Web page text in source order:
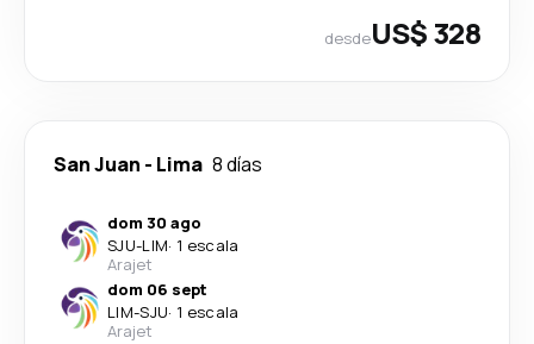
desdeUS$ 328
San Juan - Lima 8 días
dom 30 ago
SJU-LIM· 1 escala
Arajet
dom 06 sept
LIM-SJU· 1 escala
Arajet